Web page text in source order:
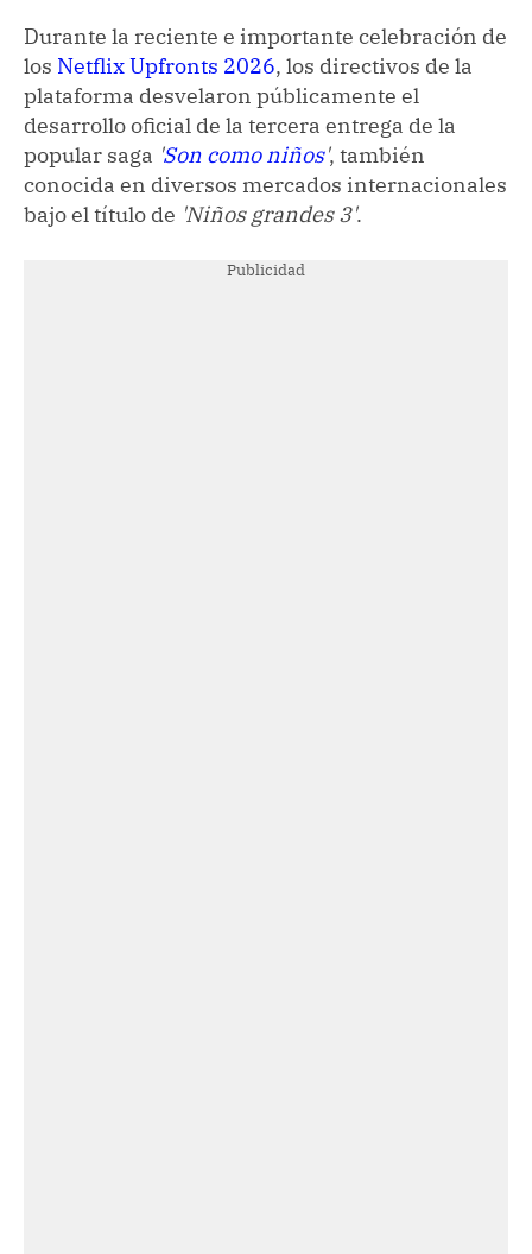
Durante la reciente e importante celebración de
los Netflix Upfronts 2026, los directivos de la
plataforma desvelaron públicamente el
desarrollo oficial de la tercera entrega de la
popular saga Son como niños', también
conocida en diversos mercados internacionales
bajo el título de 'Niños grandes 3'.
Publicidad